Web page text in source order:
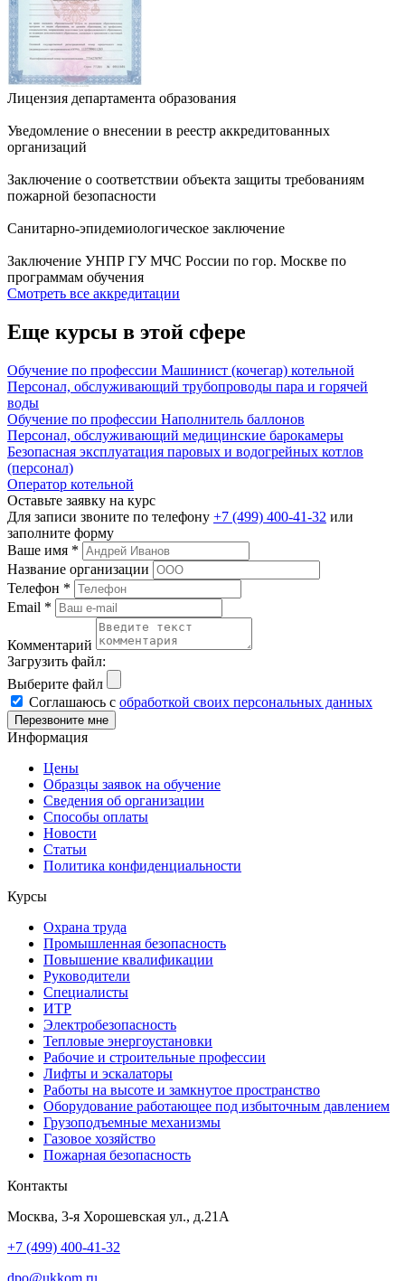
Лицензия департамента образования
Уведомление о внесении в реестр аккредитованных
организаций
Заключение о соответствии объекта защиты требованиям
пожарной безопасности
Санитарно-эпидемиологическое заключение
Заключение УНПР ГУ МЧС России по гор. Москве по
программам обучения
Смотреть все аккредитации
Еще курсы в этой сфере
Обучение по профессии Машинист (кочегар) котельной
Персонал, обслуживающий трубопроводы пара и горячей
воды
Обучение по профессии Наполнитель баллонов
Персонал, обслуживающий медицинские барокамеры
Безопасная эксплуатация паровых и водогрейных котлов
(персонал)
Оператор котельной
Оставьте заявку на курс
Для записи звоните по телефону +7 (499) 400-41-32 или
заполните форму
Ваше имя *
Название организации
Телефон *
Email *
Комментарий
Загрузить файл:
Выберите файл
Соглашаюсь с обработкой своих персональных данных
Информация
Цены
Образцы заявок на обучение
Сведения об организации
Способы оплаты
Новости
Статьи
Политика конфиденциальности
Курсы
Охрана труда
Промышленная безопасность
Повышение квалификации
Руководители
Специалисты
ИТР
Электробезопасность
Тепловые энергоустановки
Рабочие и строительные профессии
Лифты и эскалаторы
Работы на высоте и замкнутое пространство
Оборудование работающее под избыточным давлением
Грузо­подъемные механизмы
Газовое хозяйство
Пожарная безопасность
Контакты
Москва, 3-я Хорошевская ул., д.21А
+7 (499) 400-41-32
dpo@ukkom.ru